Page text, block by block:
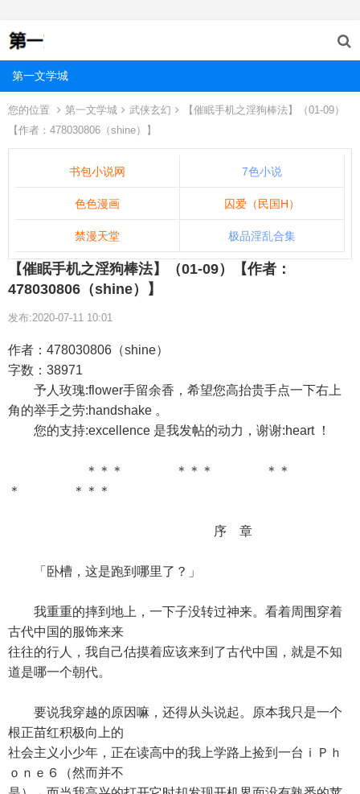
第一文学城
您的位置 第一文学城 武侠玄幻
【催眠手机之淫狗棒法】（01-09）
【作者：478030806（shine）】
书包小说网 7色小说
色色漫画 囚爱（民国H）
禁漫天堂 极品淫乱合集
【催眠手机之淫狗棒法】（01-09）【作者：
478030806（shine）】
发布:2020-07-11 10:01
作者：478030806（shine）
字数：38971
予人玫瑰:flower手留余香，希望您高抬贵手点一下右上
角的举手之劳:handshake 。
您的支持:excellence 是我发帖的动力，谢谢:heart ！
＊＊＊ ＊＊＊ ＊＊
＊ ＊＊＊
序 章
「卧槽，这是跑到哪里了？」
我重重的摔到地上，一下子没转过神来。看着周围穿着
古代中国的服饰来来
往往的行人，我自己估摸着应该来到了古代中国，就是不知
道是哪一个朝代。
要说我穿越的原因嘛，还得从头说起。原本我只是一个
根正苗红积极向上的
社会主义小少年，正在读高中的我上学路上捡到一台ｉＰｈ
ｏｎｅ６（然而并不